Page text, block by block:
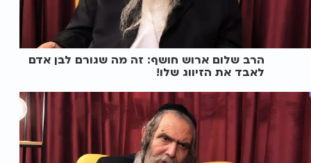
הרב שלום ארוש חושף: זה מה שגורם לבן אדם
לאבד את הזיווג שלו!